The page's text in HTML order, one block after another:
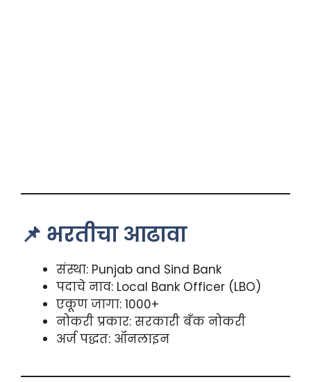
📌 भरतीचा आढावा
संस्था: Punjab and Sind Bank
पदाचे नाव: Local Bank Officer (LBO)
एकूण जागा: 1000+
नोकरी प्रकार: सरकारी बँक नोकरी
अर्ज पद्धत: ऑनलाइन